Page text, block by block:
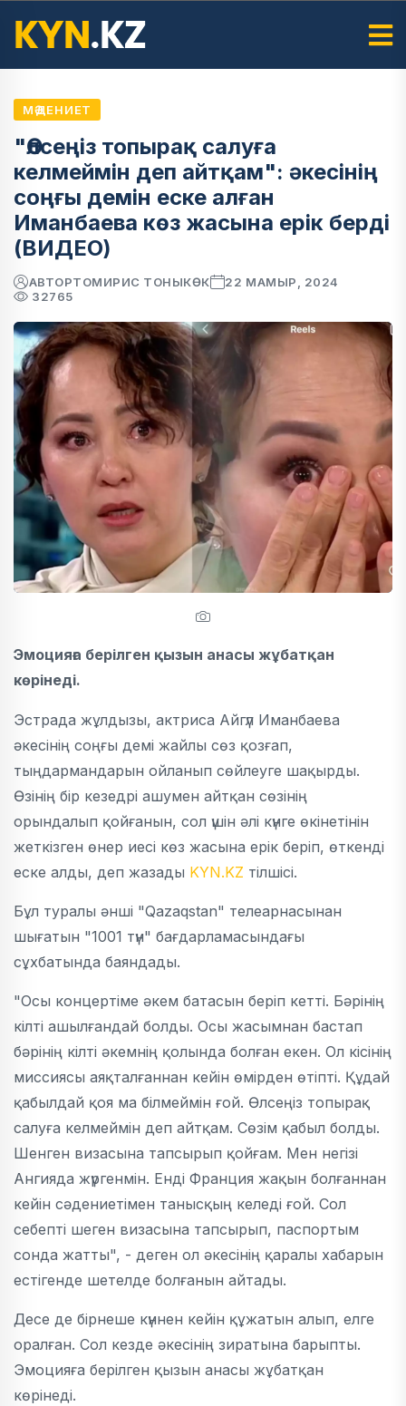
МӘДЕНИЕТ
"Өлсеңіз топырақ салуға
келмеймін деп айтқам": әкесінің
соңғы демін еске алған
Иманбаева көз жасына ерік берді
(ВИДЕО)
АВТОРТОМИРИС ТОНЫКӨК
22 МАМЫР, 2024
32765
Эмоцияға берілген қызын анасы жұбатқан
көрінеді.
Эстрада жұлдызы, актриса Айгүл Иманбаева
әкесінің соңғы демі жайлы сөз қозғап,
тыңдармандарын ойланып сөйлеуге шақырды.
Өзінің бір кезедрі ашумен айтқан сөзінің
орындалып қойғанын, сол үшін әлі күнге өкінетінін
жеткізген өнер иесі көз жасына ерік беріп, өткенді
еске алды, деп жазады KYN.KZ тілшісі.
Бұл туралы әнші "Qazaqstan" телеарнасынан
шығатын "1001 түн" бағдарламасындағы
сұхбатында баяндады.
"Осы концертіме әкем батасын беріп кетті. Бәрінің
кілті ашылғандай болды. Осы жасымнан бастап
бәрінің кілті әкемнің қолында болған екен. Ол кісінің
миссиясы аяқталғаннан кейін өмірден өтіпті. Құдай
қабылдай қоя ма білмеймін ғой. Өлсеңіз топырақ
салуға келмеймін деп айтқам. Сөзім қабыл болды.
Шенген визасына тапсырып қойғам. Мен негізі
Ангияда жүргенмін. Енді Франция жақын болғаннан
кейін сәдениетімен танысқың келеді ғой. Сол
себепті шеген визасына тапсырып, паспортым
сонда жатты", - деген ол әкесінің қаралы хабарын
естігенде шетелде болғанын айтады.
Десе де бірнеше күннен кейін құжатын алып, елге
оралған. Сол кезде әкесінің зиратына барыпты.
Эмоцияға берілген қызын анасы жұбатқан
көрінеді.